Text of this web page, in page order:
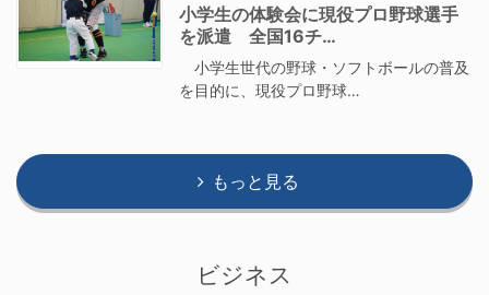
小学生の体験会に現役プロ野球選手
を派遣 全国16チ…
小学生世代の野球・ソフトボールの普及
を目的に、現役プロ野球…
もっと見る
ビジネス